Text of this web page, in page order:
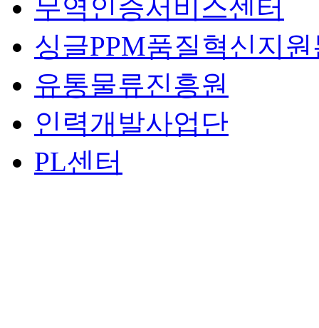
무역인증서비스센터
싱글PPM품질혁신지
유통물류진흥원
인력개발사업단
PL센터